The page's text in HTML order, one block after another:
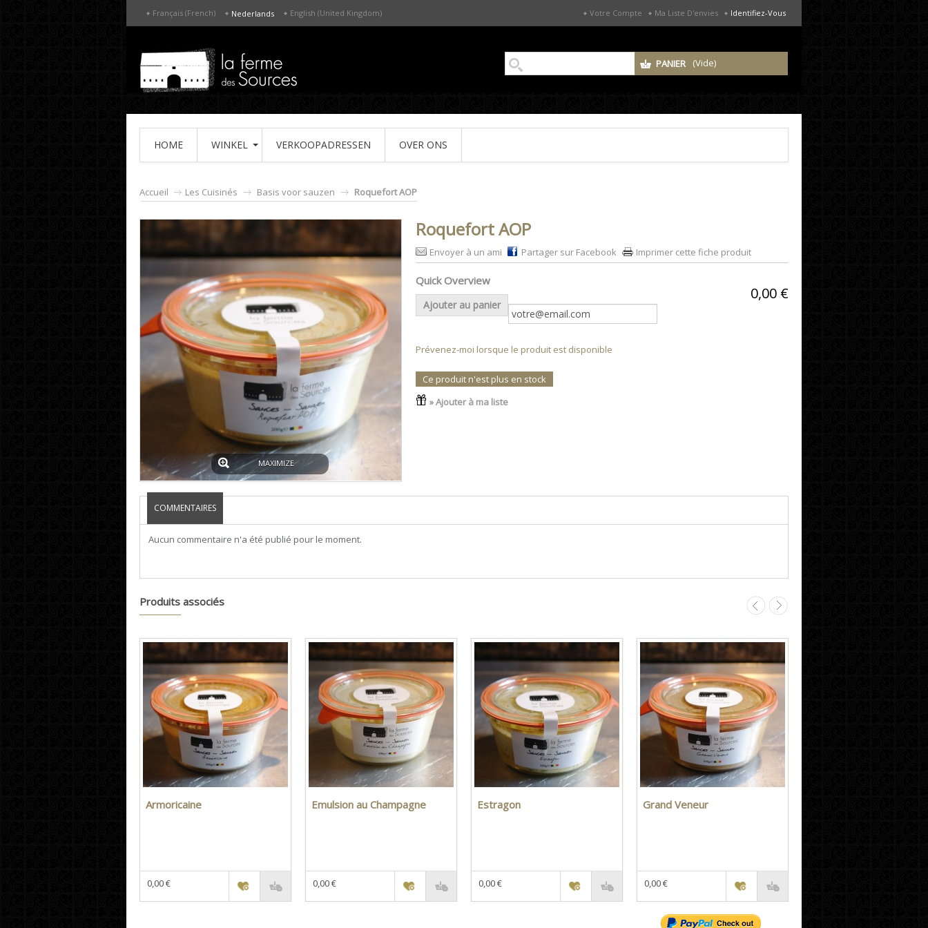
Français (French) Nederlands English (United Kingdom) Votre Compte Ma Liste D'envies Identifiez-Vous
PANIER (Vide)
HOME WINKEL VERKOOPADRESSEN OVER ONS
Accueil Les Cuisinés Basis voor sauzen Roquefort AOP
MAXIMIZE
Roquefort AOP
Envoyer à un ami Partager sur Facebook Imprimer cette fiche produit
Quick Overview
0,00 €
Ajouter au panier
Prévenez-moi lorsque le produit est disponible
Ce produit n'est plus en stock
» Ajouter à ma liste
COMMENTAIRES
Aucun commentaire n'a été publié pour le moment.
Produits associés
Armoricaine
0,00 €
Emulsion au Champagne
0,00 €
Estragon
0,00 €
Grand Veneur
0,00 €